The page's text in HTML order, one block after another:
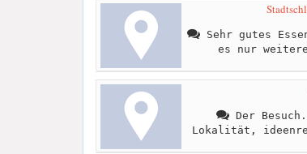
Sehr gutes
es nur
Der
Lokalität,